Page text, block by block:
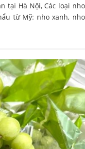
tại Hà Nội, Các loại nho
từ Mỹ: nho xanh, nho